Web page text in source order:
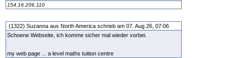
154.16.206.110
(1322) Suzanna aus North America schrieb am 07. Aug 26, 07:06
Schoene Webseite, ich komme sicher mal wieder vorbei.
my web page ... a level maths tuition centre